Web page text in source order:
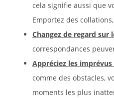
cela signifie aussi que
Emportez des
Changez de regard sur
correspondances
Appréciez les imprévus
comme des obstacles,
moments les plus